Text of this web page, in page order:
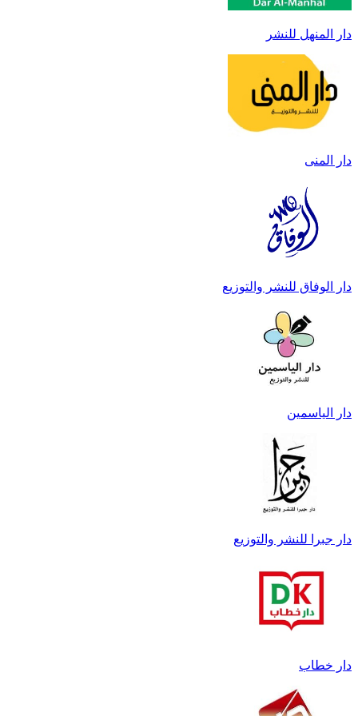
دار المنهل للنشر
دار المنى
دار الوفاق للنشر والتوزيع
دار الياسمين
دار جبرا للنشر والتوزيع
دار خطاب